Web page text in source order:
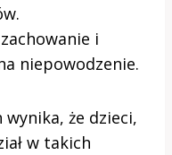
i
niepowodzenie.
że dzieci,
w takich